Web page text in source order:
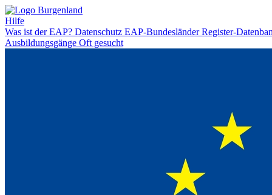
Hilfe
Was ist der EAP? Datenschutz EAP-BundesländerRegister-
Ausbildungsgänge Oft gesucht